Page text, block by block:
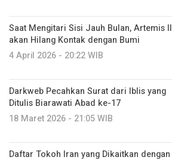
Saat Mengitari Sisi Jauh Bulan, Artemis II
akan Hilang Kontak dengan Bumi
4 April 2026 - 20:22 WIB
Darkweb Pecahkan Surat dari Iblis yang
Ditulis Biarawati Abad ke-17
18 Maret 2026 - 21:05 WIB
Daftar Tokoh Iran yang Dikaitkan dengan